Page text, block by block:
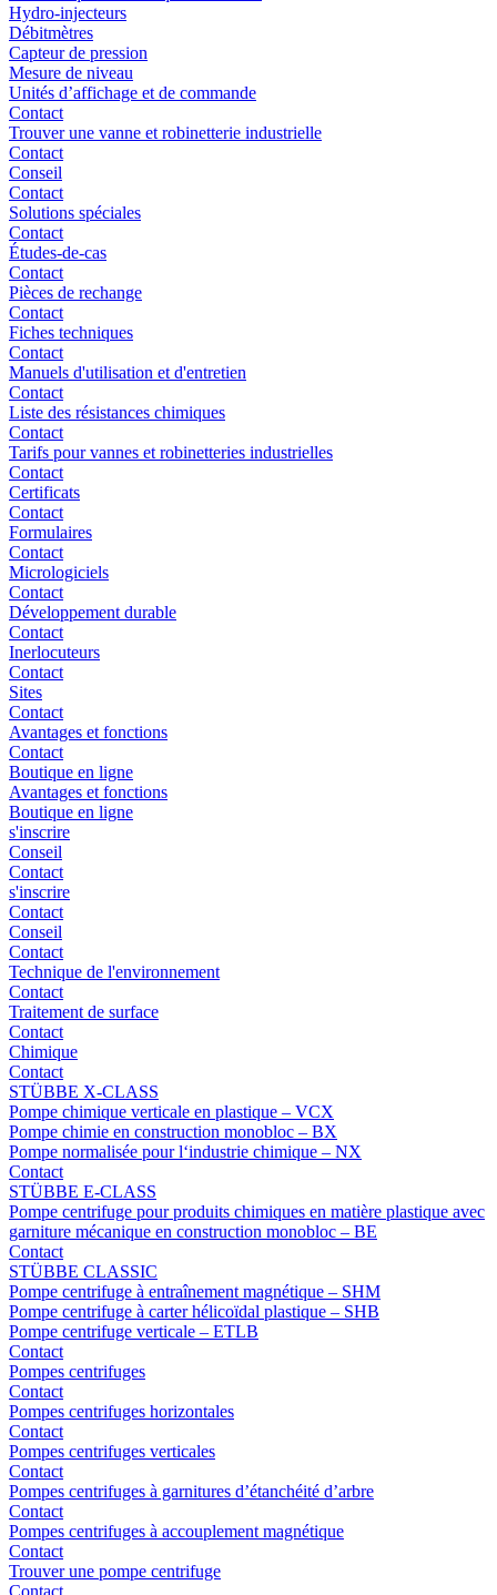
Hydro-injecteurs
Débitmètres
Capteur de pression
Mesure de niveau
Unités d’affichage et de commande
Contact
Trouver une vanne et robinetterie industrielle
Contact
Conseil
Contact
Solutions spéciales
Contact
Études-de-cas
Contact
Pièces de rechange
Contact
Fiches techniques
Contact
Manuels d'utilisation et d'entretien
Contact
Liste des résistances chimiques
Contact
Tarifs pour vannes et robinetteries industrielles
Contact
Certificats
Contact
Formulaires
Contact
Micrologiciels
Contact
Développement durable
Contact
Inerlocuteurs
Contact
Sites
Contact
Avantages et fonctions
Contact
Boutique en ligne
Avantages et fonctions
Boutique en ligne
s'inscrire
Conseil
Contact
s'inscrire
Contact
Conseil
Contact
Technique de l'environnement
Contact
Traitement de surface
Contact
Chimique
Contact
STÜBBE X-CLASS
Pompe chimique verticale en plastique – VCX
Pompe chimie en construction monobloc – BX
Pompe normalisée pour l‘industrie chimique – NX
Contact
STÜBBE E-CLASS
Pompe centrifuge pour produits chimiques en matière plastique avec
garniture mécanique en construction monobloc – BE
Contact
STÜBBE CLASSIC
Pompe centrifuge à entraînement magnétique – SHM
Pompe centrifuge à carter hélicoïdal plastique – SHB
Pompe centrifuge verticale – ETLB
Contact
Pompes centrifuges
Contact
Pompes centrifuges horizontales
Contact
Pompes centrifuges verticales
Contact
Pompes centrifuges à garnitures d’étanchéité d’arbre
Contact
Pompes centrifuges à accouplement magnétique
Contact
Trouver une pompe centrifuge